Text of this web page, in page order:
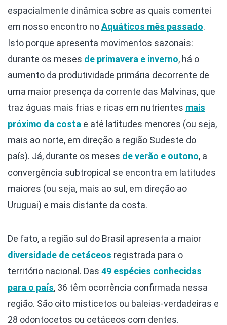
espacialmente dinâmica sobre as quais comentei
em nosso encontro noAquáticos mês passado.
Isto porque apresenta movimentos sazonais:
durante os meses de primavera e inverno, há o
aumento da produtividade primária decorrente de
uma maior presença da corrente das Malvinas, que
traz águas mais frias e ricas em nutrientes mais
próximo da costa e até latitudes menores (ou seja,
mais ao norte, em direção a região Sudeste do
país). Já, durante os meses de verão e outono, a
convergência subtropical se encontra em latitudes
maiores (ou seja, mais ao sul, em direção ao
Uruguai) e mais distante da costa.
De fato, a região sul do Brasil apresenta a maior
diversidade de cetáceos registrada para o
território nacional. Das 49 espécies conhecidas
para o país, 36 têm ocorrência confirmada nessa
região. São oito misticetos ou baleias-verdadeiras e
28 odontocetos ou cetáceos com dentes.